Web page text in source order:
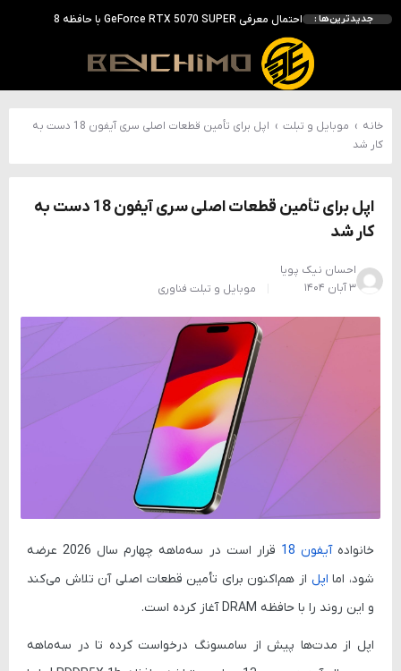
جدیدترین‌ها :
انویدیا DLSS 5 را با سه مدل هوش مصنوعی معرفی کرد؛ انتقادهای اولیه نتیجه داد
انویدیا پردازنده 88 هسته‌ای Vera را معرفی کرد؛ CPU اختصاصی برای نسل بعدی هوش مصنوعی
بالاخره سنسور Hotspot کارت‌های RTX 50 ظاهر شد؛ HWMonitor 1.65 تنها نماینده نمایش نیست
بررسی کیس GAMDIAS NESO P1 Pro؛ فول‌تاوری مهندسی‌شده برای سیستم‌های رده‌بالا
خانه › موبایل و تبلت ›
اپل برای تأمین قطعات اصلی سری آیفون 18 دست به
کار شد
اپل برای تأمین قطعات اصلی سری آیفون 18 دست به
کار شد
احسان نیک پویا
۳ آبان ۱۴۰۴
موبایل و تبلت فناوری
خانوادهآیفون 18
قرار است در سه‌ماهه چهارم سال 2026 عرضه
شود، اما اپل از هم‌اکنون برای تأمین قطعات اصلی آن تلاش می‌کند
و این روند را با حافظه DRAM آغاز کرده است.
اپل از مدت‌ها پیش از سامسونگ درخواست کرده تا در سه‌ماهه